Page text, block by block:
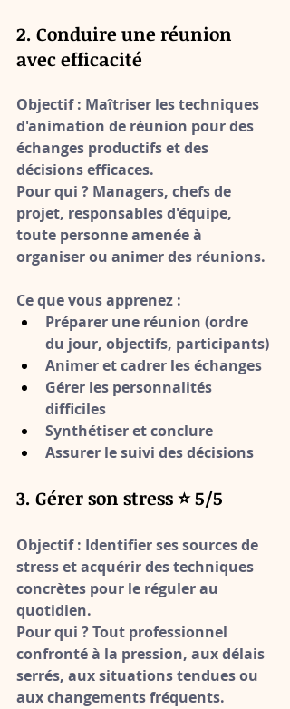
2. Conduire une réunion
avec efficacité
Objectif : Maîtriser les techniques
d'animation de réunion pour des
échanges productifs et des
décisions efficaces.
Pour qui ? Managers, chefs de
projet, responsables d'équipe,
toute personne amenée à
organiser ou animer des réunions.
Ce que vous apprenez :
Préparer une réunion (ordre
du jour, objectifs, participants)
Animer et cadrer les échanges
Gérer les personnalités
difficiles
Synthétiser et conclure
Assurer le suivi des décisions
3. Gérer son stress ⭐ 5/5
Objectif : Identifier ses sources de
stress et acquérir des techniques
concrètes pour le réguler au
quotidien.
Pour qui ? Tout professionnel
confronté à la pression, aux délais
serrés, aux situations tendues ou
aux changements fréquents.